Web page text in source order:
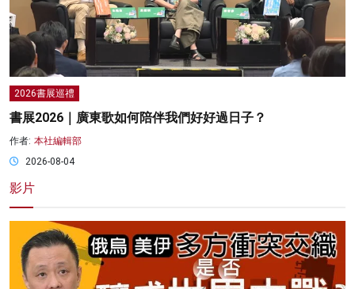
2026書展巡禮
書展2026｜廣東歌如何陪伴我們好好過日子？
作者: 本社編輯部
2026-08-04
影片